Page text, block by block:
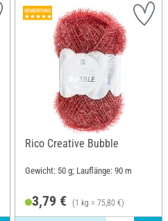
Rico Creative Bubble
Gewicht: 50 g; Lauflänge: 90 m
3,79 € (1 kg = 75,80 €)